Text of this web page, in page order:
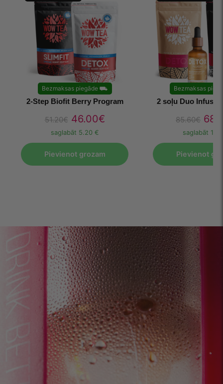
Bezmaksas piegāde⛟
2-Step Biofit Berry Program
51.20€ 46.00€
saglabāt 5.20 €
Pievienot grozam
Bezmaksas
2 soļu Duo
85.60€
saglabāt
Pievienot